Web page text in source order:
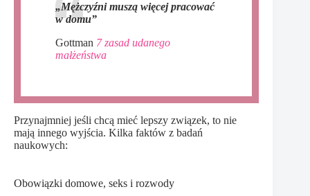
„Mężczyźni muszą więcej pracować
w domu”
Gottman 7 zasad udanego
małżeństwa
Przynajmniej jeśli chcą mieć lepszy związek, to nie
mają innego wyjścia. Kilka faktów z badań
naukowych:
Obowiązki domowe, seks i rozwody